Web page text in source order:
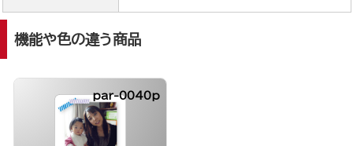
機能や色の違う商品
par-0040p